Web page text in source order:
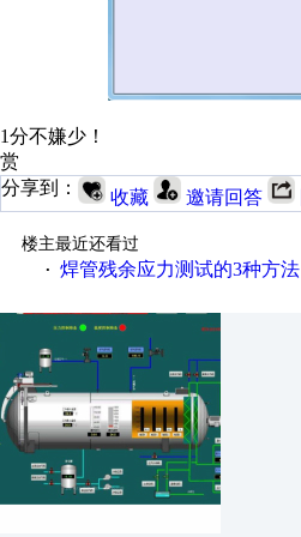
1分不嫌少！
赏
分享到：
收藏 邀请回答
楼主最近还看过
· 焊管残余应力测试的3种方法